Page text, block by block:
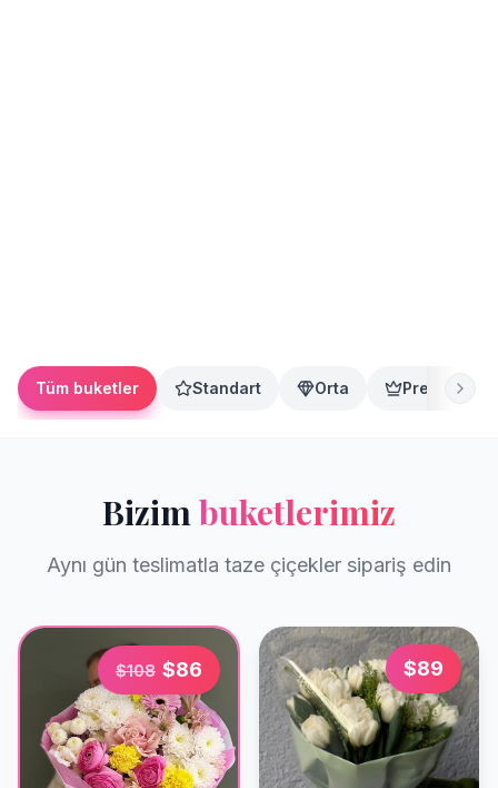
Tüm buketler Standart Orta Premium
Bizimbuketlerimiz
Aynı gün teslimatla taze çiçekler sipariş edin
$108 $86 $89